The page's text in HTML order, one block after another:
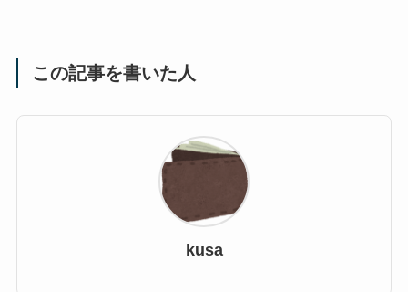
この記事を書いた人
kusa